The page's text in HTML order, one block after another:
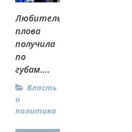
Любительница
плова
получила
по
губам....
Власть
и
политика